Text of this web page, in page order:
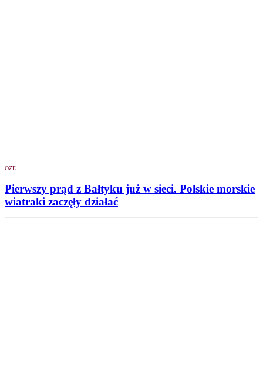
OZE
Pierwszy prąd z Bałtyku już w sieci. Polskie morskie
wiatraki zaczęły działać